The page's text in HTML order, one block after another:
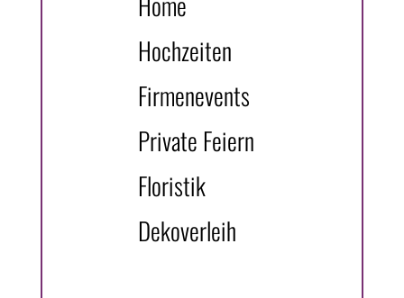
Hochzeiten
Firmenevents
Private Feiern
Floristik
Dekoverleih